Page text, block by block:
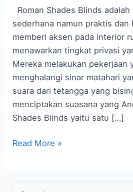
Roman Shades Blinds
sederhana namun praktis dan
memberi aksen pada interior
menawarkan tingkat privasi
Mereka melakukan pekerjaan
menghalangi sinar matahari
suara dari tetangga yang
menciptakan suasana yang
Shades Blinds yaitu satu […]
Shades
Blinds
di
Rumah
Anda
Read More »